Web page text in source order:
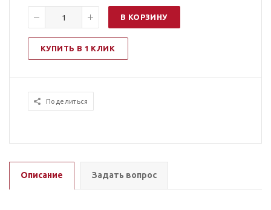
В КОРЗИНУ
КУПИТЬ В 1 КЛИК
Поделиться
Описание Задать вопрос